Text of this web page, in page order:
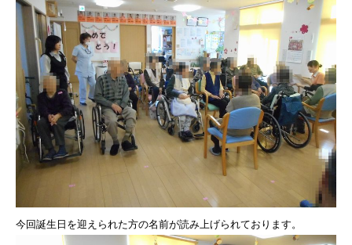
今回誕生日を迎えられた方の名前が読み上げられております。